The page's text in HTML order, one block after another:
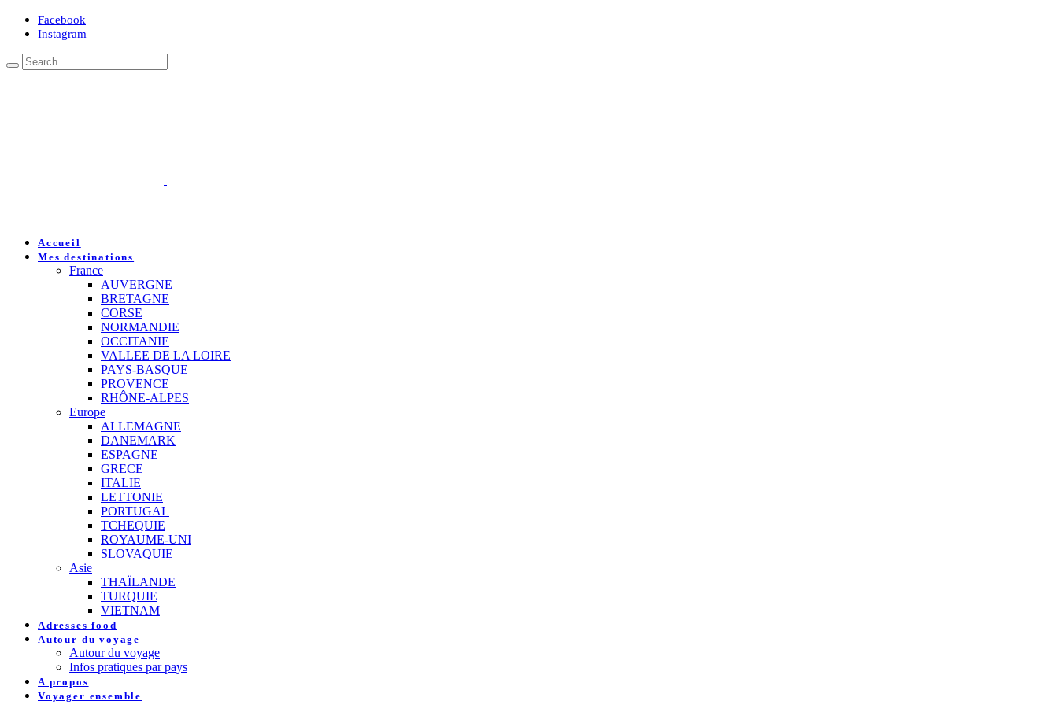
Facebook
Instagram
Accueil
Mes destinations
France
AUVERGNE
BRETAGNE
CORSE
NORMANDIE
OCCITANIE
VALLEE DE LA LOIRE
PAYS-BASQUE
PROVENCE
RHÔNE-ALPES
Europe
ALLEMAGNE
DANEMARK
ESPAGNE
GRECE
ITALIE
LETTONIE
PORTUGAL
TCHEQUIE
ROYAUME-UNI
SLOVAQUIE
Asie
THAÏLANDE
TURQUIE
VIETNAM
Adresses food
Autour du voyage
Autour du voyage
Infos pratiques par pays
A propos
Voyager ensemble